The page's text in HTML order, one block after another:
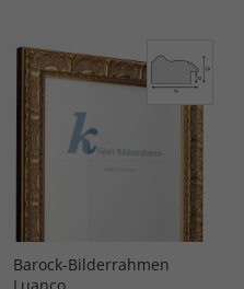
Barock-Bilderrahmen
Luanco